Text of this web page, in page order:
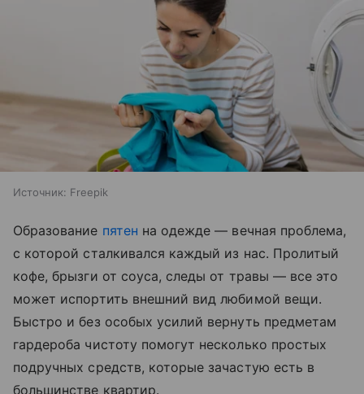
Источник: Freepik
Образование пятен на одежде — вечная проблема,
с которой сталкивался каждый из нас. Пролитый
кофе, брызги от соуса, следы от травы — все это
может испортить внешний вид любимой вещи.
Быстро и без особых усилий вернуть предметам
гардероба чистоту помогут несколько простых
подручных средств, которые зачастую есть в
большинстве квартир.